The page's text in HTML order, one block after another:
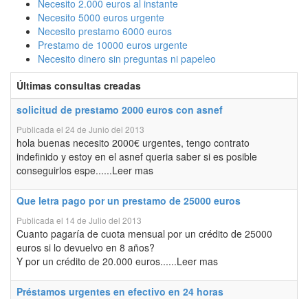
Necesito 2.000 euros al instante
Necesito 5000 euros urgente
Necesito prestamo 6000 euros
Prestamo de 10000 euros urgente
Necesito dinero sin preguntas ni papeleo
Últimas consultas creadas
solicitud de prestamo 2000 euros con asnef
Publicada el 24 de Junio del 2013
hola buenas necesito 2000€ urgentes, tengo contrato
indefinido y estoy en el asnef queria saber si es posible
conseguirlos espe......Leer mas
Que letra pago por un prestamo de 25000 euros
Publicada el 14 de Julio del 2013
Cuanto pagaría de cuota mensual por un crédito de 25000
euros si lo devuelvo en 8 años?
Y por un crédito de 20.000 euros......Leer mas
Préstamos urgentes en efectivo en 24 horas